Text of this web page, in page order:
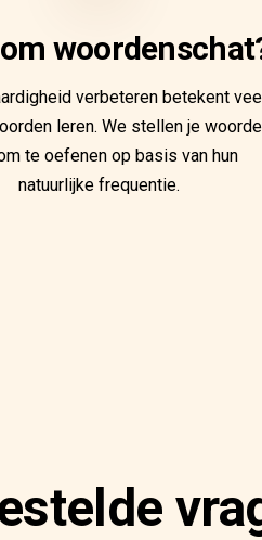
verbeteren betekent
leren. We stellen je
te oefenen op basis van hun
natuurlijke frequentie.